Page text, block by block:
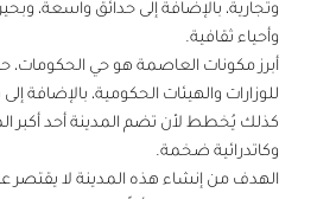
وتجارية، بالإضافة إلى حدائق واسعة، وبحيرات
وأحياء ثقافية.
أبرز مكونات العاصمة هو حي الحكومات، حيث
للوزارات والهيئات الحكومية، بالإضافة إلى
كذلك يُخطط لأن تضم المدينة أحد أكبر
وكاتدرائية ضخمة.
الهدف من إنشاء هذه المدينة لا يقتصر على